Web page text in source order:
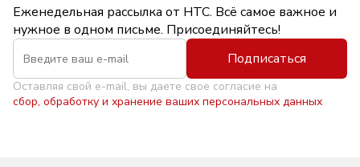
Еженедельная рассылка от НТС. Всё самое важное и
нужное в одном письме. Присоединяйтесь!
Подписаться
Оставляя свой e-mail, вы даете свое согласие на
сбор, обработку и хранение ваших персональных данных